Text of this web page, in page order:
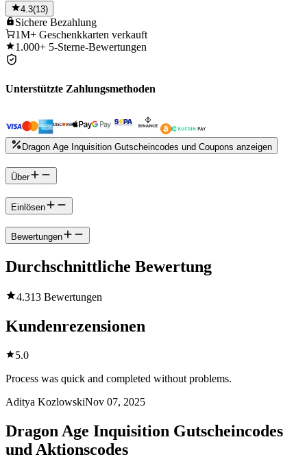
4.3(13)
Sichere Bezahlung
1M+ Geschenkkarten verkauft
1.000+ 5-Sterne-Bewertungen
Unterstützte Zahlungsmethoden
Dragon Age Inquisition Gutscheincodes und Coupons anzeigen
Über
Einlösen
Bewertungen
Durchschnittliche Bewertung
4.313 Bewertungen
Kundenrezensionen
5.0
Process was quick and completed without problems.
Aditya KozlowskiNov 07, 2025
Dragon Age Inquisition Gutscheincodes
und Aktionscodes